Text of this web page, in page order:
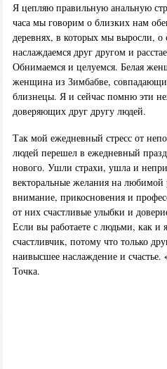
Я цепляю правильную анальную
часа мы говорим о близких нам
деревнях, в которых мы выросли,
наслаждаемся друг другом и
Обнимаемся и целуемся. Белая
женщина из Зимбабве,
близнецы. Я и сейчас помню эти
доверяющих друг другу людей.
Так мой ежедневный стресс от
людей перешел в ежедневный
нового. Ушли страхи, ушла и
векторальные желания на любимой
внимание, прикосновения и
от них счастливые улыбки и
Если вы работаете с людьми, как и
счастливчик, потому что только
наивысшее наслаждение и счастье.
Точка.